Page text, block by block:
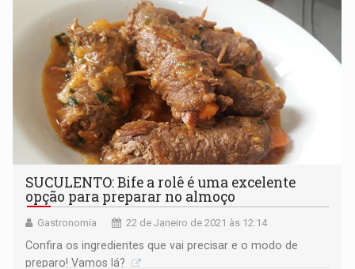
SUCULENTO: Bife a rolê é uma excelente
opção para preparar no almoço
Gastronomia 22 de Janeiro de 2021 às 12:14
Confira os ingredientes que vai precisar e o modo de
preparo! Vamos lá?